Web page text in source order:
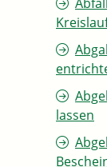
lassen